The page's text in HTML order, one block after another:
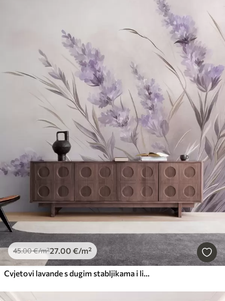
45.00€/m²27.00 €/m²
Cvjetovi lavande s dugim stabljikama i listovima, umjetnost mekih pastelnih tekstura